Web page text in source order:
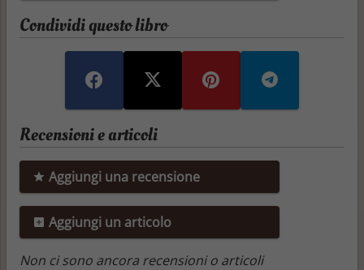
Condividi questo libro
Recensioni e articoli
Aggiungi una recensione
Aggiungi un articolo
Non ci sono ancora recensioni o articoli